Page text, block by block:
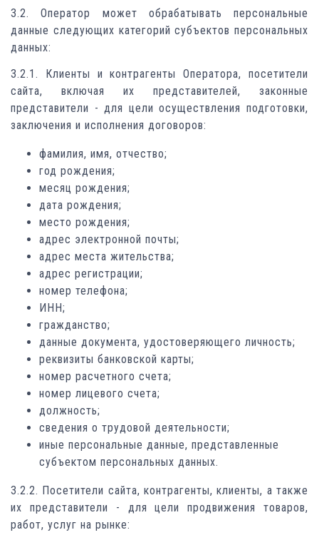
3.2. Оператор может обрабатывать персональные
данные следующих категорий субъектов персональных
данных:
3.2.1. Клиенты и контрагенты Оператора, посетители
сайта, включая их представителей, законные
представители - для цели осуществления подготовки,
заключения и исполнения договоров:
фамилия, имя, отчество;
год рождения;
месяц рождения;
дата рождения;
место рождения;
адрес электронной почты;
адрес места жительства;
адрес регистрации;
номер телефона;
ИНН;
гражданство;
данные документа, удостоверяющего личность;
реквизиты банковской карты;
номер расчетного счета;
номер лицевого счета;
должность;
сведения о трудовой деятельности;
иные персональные данные, представленные
субъектом персональных данных.
3.2.2. Посетители сайта, контрагенты, клиенты, а также
их представители - для цели продвижения товаров,
работ, услуг на рынке: